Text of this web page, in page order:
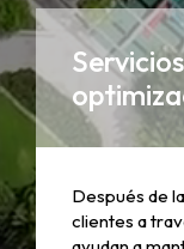
Después de
clientes a